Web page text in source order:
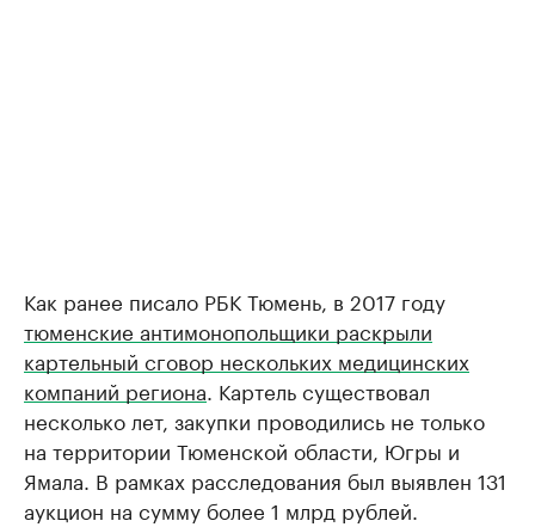
Как ранее писало РБК Тюмень, в 2017 году
тюменские антимонопольщики раскрыли
картельный сговор нескольких медицинских
компаний региона. Картель существовал
несколько лет, закупки проводились не только
на территории Тюменской области, Югры и
Ямала. В рамках расследования был выявлен 131
аукцион на сумму более 1 млрд рублей.